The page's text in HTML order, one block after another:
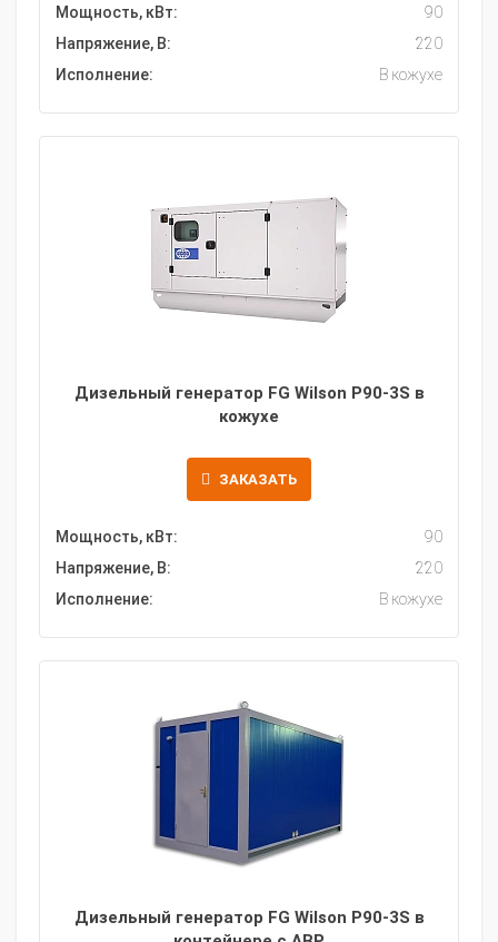
Мощность, кВт:
90
Напряжение, В:
220
Исполнение:
В кожухе
Дизельный генератор FG Wilson P90-3S в
кожухе
ЗАКАЗАТЬ
Мощность, кВт:
90
Напряжение, В:
220
Исполнение:
В кожухе
Дизельный генератор FG Wilson P90-3S в